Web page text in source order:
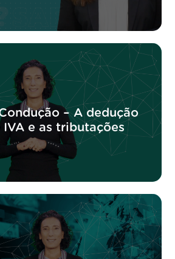
– A dedução
IVA e as tributações